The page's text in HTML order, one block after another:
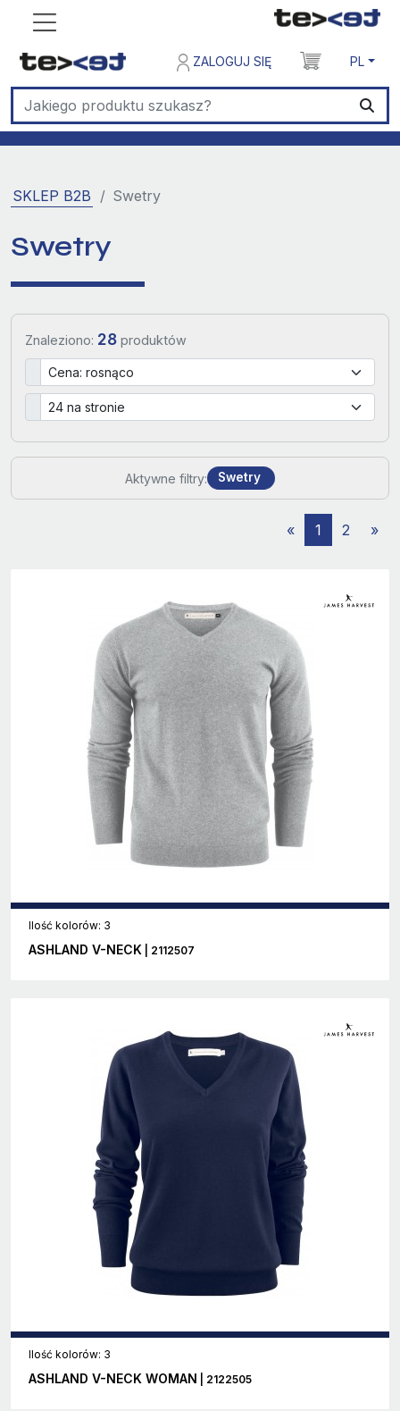
ZALOGUJ SIĘ PL
SKLEP B2B Swetry
Swetry
Znaleziono: 28 produktów
Aktywne filtry: Swetry
« 1 2 »
Ilość kolorów: 3
ASHLAND V-NECK | 2112507
Ilość kolorów: 3
ASHLAND V-NECK WOMAN | 2122505